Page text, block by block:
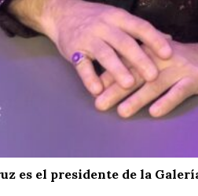
es el presidente de la